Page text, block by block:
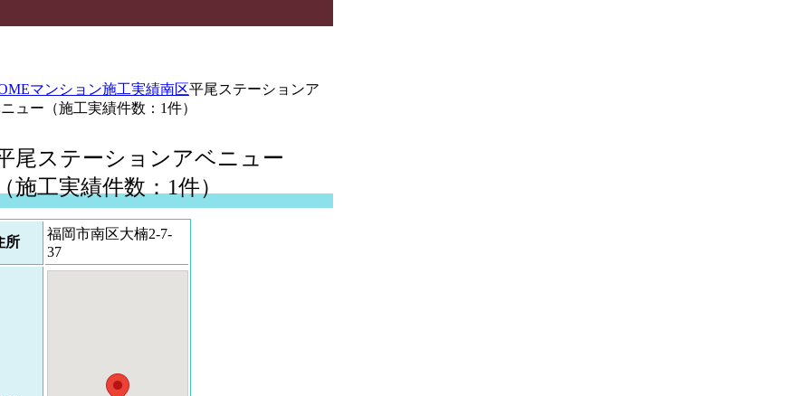
マンション施工実績南区平尾ステーションア
ュー（施工実績件数：1件）
尾ステーションアベニュー
施工実績件数：1件）
所
福岡市南区大楠2-7-
37